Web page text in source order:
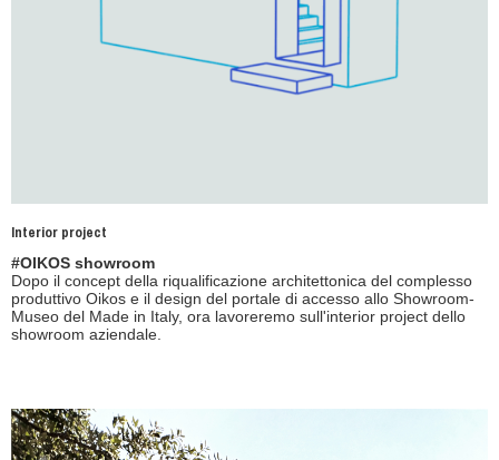
Interior project
#OIKOS showroom
Dopo il concept della riqualificazione architettonica del complesso
produttivo Oikos e il design del portale di accesso allo Showroom-
Museo del Made in Italy, ora lavoreremo sull'interior project dello
showroom aziendale.